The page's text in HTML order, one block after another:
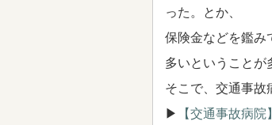
った。とか、
保険金などを鑑み
多いということが
そこで、交通事故
▶
【交通事故病